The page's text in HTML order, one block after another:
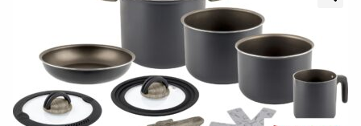
La nostra azienda
Condizioni generali
Acquisti in rete pubblica amministrazione